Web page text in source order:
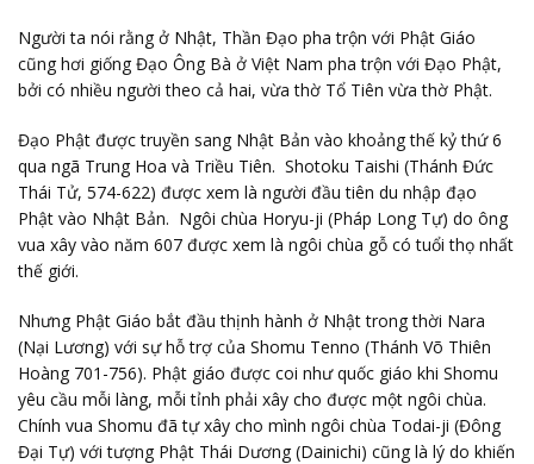
Người ta nói rằng ở Nhật, Thần Đạo pha trộn với Phật Giáo
cũng hơi giống Đạo Ông Bà ở Việt Nam pha trộn với Đạo Phật,
bởi có nhiều người theo cả hai, vừa thờ Tổ Tiên vừa thờ Phật.
Đạo Phật được truyền sang Nhật Bản vào khoảng thế kỷ thứ 6
qua ngã Trung Hoa và Triều Tiên. Shotoku Taishi (Thánh Đức
Thái Tử, 574-622) được xem là người đầu tiên du nhập đạo
Phật vào Nhật Bản. Ngôi chùa Horyu-ji (Pháp Long Tự) do ông
vua xây vào năm 607 được xem là ngôi chùa gỗ có tuổi thọ nhất
thế giới.
Nhưng Phật Giáo bắt đầu thịnh hành ở Nhật trong thời Nara
(Nại Lương) với sự hỗ trợ của Shomu Tenno (Thánh Võ Thiên
Hoàng 701-756). Phật giáo được coi như quốc giáo khi Shomu
yêu cầu mỗi làng, mỗi tỉnh phải xây cho được một ngôi chùa.
Chính vua Shomu đã tự xây cho mình ngôi chùa Todai-ji (Đông
Đại Tự) với tượng Phật Thái Dương (Dainichi) cũng là lý do khiến